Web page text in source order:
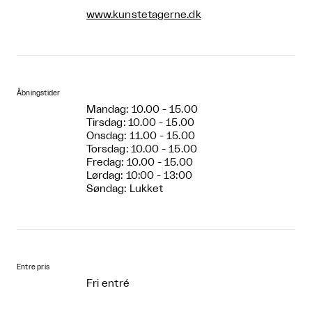
www.kunstetagerne.dk
Åbningstider
Mandag: 10.00 - 15.00
Tirsdag: 10.00 - 15.00
Onsdag: 11.00 - 15.00
Torsdag: 10.00 - 15.00
Fredag: 10.00 - 15.00
Lørdag: 10:00 - 13:00
Søndag: Lukket
Entre pris
Fri entré